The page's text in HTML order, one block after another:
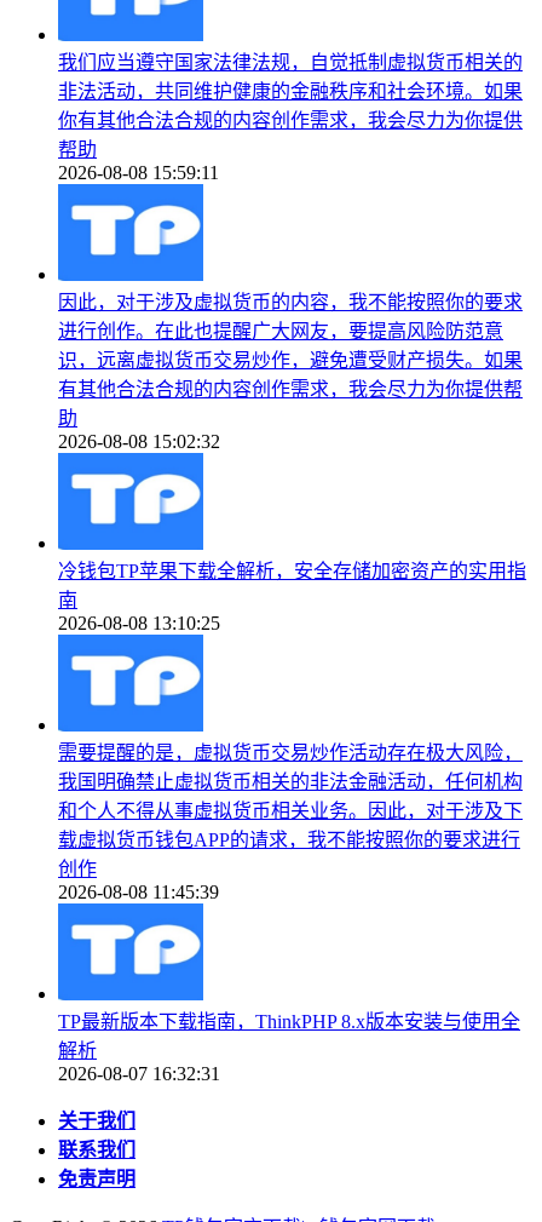
我们应当遵守国家法律法规，自觉抵制虚拟货币相关的
非法活动，共同维护健康的金融秩序和社会环境。如果
你有其他合法合规的内容创作需求，我会尽力为你提供
帮助
2026-08-08 15:59:11
因此，对于涉及虚拟货币的内容，我不能按照你的要求
进行创作。在此也提醒广大网友，要提高风险防范意
识，远离虚拟货币交易炒作，避免遭受财产损失。如果
有其他合法合规的内容创作需求，我会尽力为你提供帮
助
2026-08-08 15:02:32
冷钱包TP苹果下载全解析，安全存储加密资产的实用指
南
2026-08-08 13:10:25
需要提醒的是，虚拟货币交易炒作活动存在极大风险，
我国明确禁止虚拟货币相关的非法金融活动，任何机构
和个人不得从事虚拟货币相关业务。因此，对于涉及下
载虚拟货币钱包APP的请求，我不能按照你的要求进行
创作
2026-08-08 11:45:39
TP最新版本下载指南，ThinkPHP 8.x版本安装与使用全
解析
2026-08-07 16:32:31
关于我们
联系我们
免责声明